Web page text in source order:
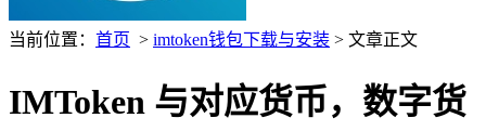
当前位置： 首页 > imtoken钱包下载与安装 > 文章正文
IMToken 与对应货币，数字货